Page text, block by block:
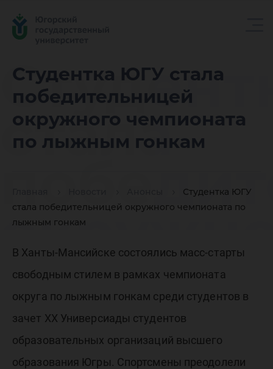
Студентка ЮГУ стала
победительницей
окружного чемпионата
по лыжным гонкам
Студентка ЮГУ
стала победительницей окружного чемпионата по
лыжным гонкам
стала
В Ханты-Мансийске состоялись масс-старты
свободным стилем в рамках чемпионата
округа по лыжным гонкам среди студентов в
зачет XX Универсиады студентов
образовательных организаций высшего
образования Югры. Спортсмены преодолели